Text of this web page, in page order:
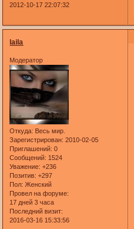
2012-10-17 22:07:32
laila
Модератор
Откуда: Весь мир.
Зарегистрирован: 2010-02-05
Приглашений: 0
Сообщений: 1524
Уважение: +236
Позитив: +297
Пол: Женский
Провел на форуме:
17 дней 3 часа
Последний визит:
2016-03-16 15:33:56